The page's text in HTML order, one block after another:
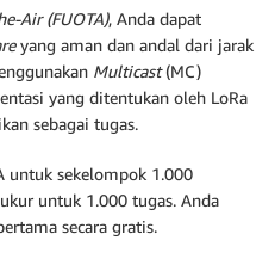
Air (FUOTA), Anda dapat
yang aman dan andal dari jarak
Multicast(MC)
yang ditentukan oleh LoRa
sebagai tugas.
untuk sekelompok 1.000
untuk 1.000 tugas. Anda
secara gratis.